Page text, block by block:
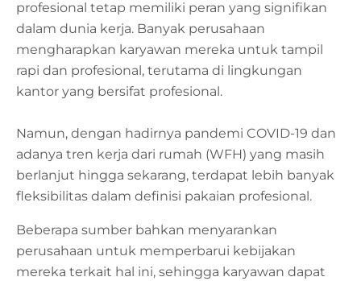
profesional tetap memiliki peran yang signifikan
dalam dunia kerja. Banyak perusahaan
mengharapkan karyawan mereka untuk tampil
rapi dan profesional, terutama di lingkungan
kantor yang bersifat profesional.
Namun, dengan hadirnya pandemi COVID-19 dan
adanya tren kerja dari rumah (WFH) yang masih
berlanjut hingga sekarang, terdapat lebih banyak
fleksibilitas dalam definisi pakaian profesional.
Beberapa sumber bahkan menyarankan
perusahaan untuk memperbarui kebijakan
mereka terkait hal ini, sehingga karyawan dapat